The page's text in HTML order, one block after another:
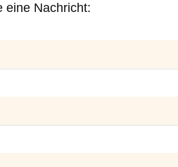
eine Nachricht: